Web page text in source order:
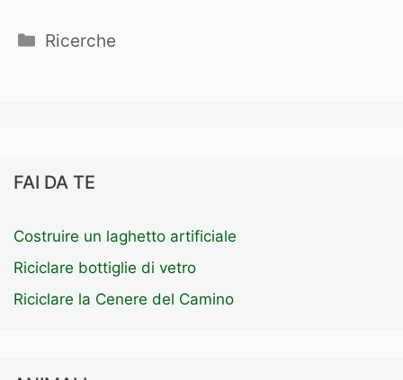
Categorie
Ricerche
FAI DA TE
Costruire un laghetto artificiale
Riciclare bottiglie di vetro
Riciclare la Cenere del Camino